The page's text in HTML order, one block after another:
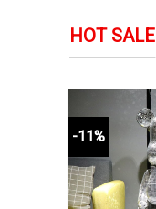
HOT SALE
-11%